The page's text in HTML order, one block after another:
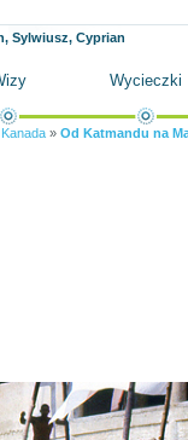
Sylwiusz, Cyprian
Wycieczki
Kanada » Od Katmandu na